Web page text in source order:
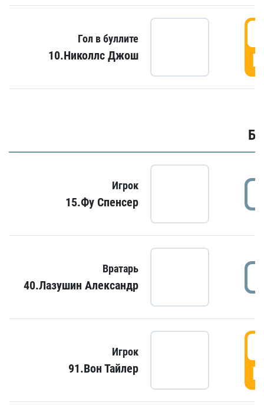
Гол в буллите
10.Николлс Джош
Игрок
15.Фу Спенсер
Вратарь
40.Лазушин Александр
Игрок
91.Вон Тайлер